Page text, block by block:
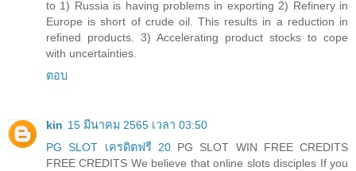
to 1) Russia is having problems in exporting 2) Refinery in
Europe is short of crude oil. This results in a reduction in
refined products. 3) Accelerating product stocks to cope
with uncertainties.
ตอบ
kin 15 มีนาคม 2565 เวลา 03:50
PG SLOT เครดิตฟรี 20PG SLOT WIN FREE CREDITS
FREE CREDITS We believe that online slots disciples If you